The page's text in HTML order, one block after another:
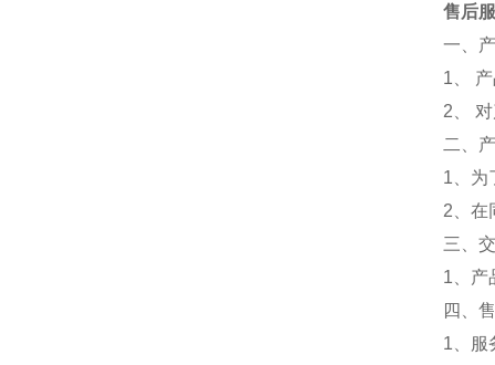
外形
净重
厂家
售后
一、
1、
2、
二、
1、为
2、在
三、
1、产
四、
1、服